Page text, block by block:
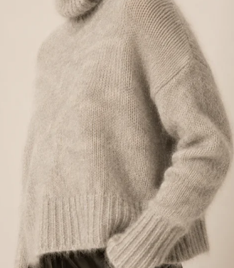
pasvorm
met andere items? Stuur ons
072-7210960. Je bent ook welkom in